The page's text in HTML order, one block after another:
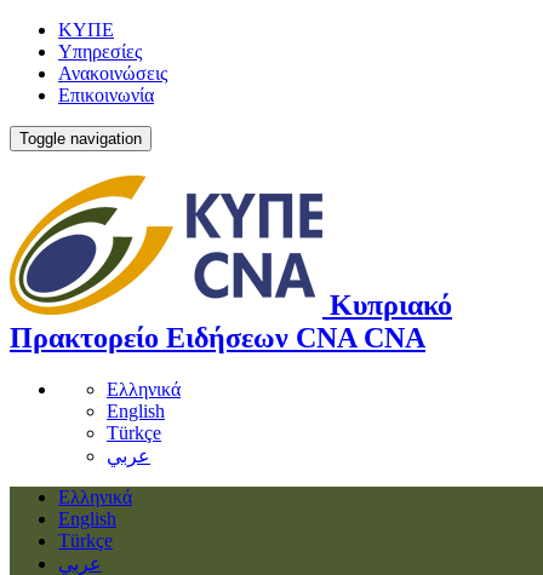
ΚΥΠΕ
Υπηρεσίες
Ανακοινώσεις
Επικοινωνία
Toggle navigation
Κυπριακό
Πρακτορείο Ειδήσεων CNA CNA
Ελληνικά
English
Türkçe
عربي
Ελληνικά
English
Türkçe
عربي